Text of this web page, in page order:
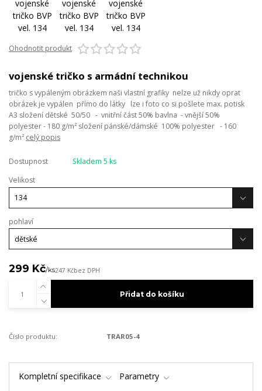
Ohodnotit produkt
vojenské tričko s armádní technikou
tričko s vypáleným obrázkem naši vlastní grafiky nelze už nikdy oprat
obrázek je vypálen přímo do látky lze i foto co si pošlete max. potisk
A3 složení dětské 50/50 - vnitřní část 50% bavlna - vnější 50%
polyester - 180 g/m² složení pánské/dámské 100% polyester - 160
g/m² celý popis
Dostupnost
Skladem 5 ks
Velikost
pohlaví
299 Kč/ks247 Kčbez DPH
Přidat do košíku
Číslo produktu: TRAR05-4
Kompletní specifikace
Parametry